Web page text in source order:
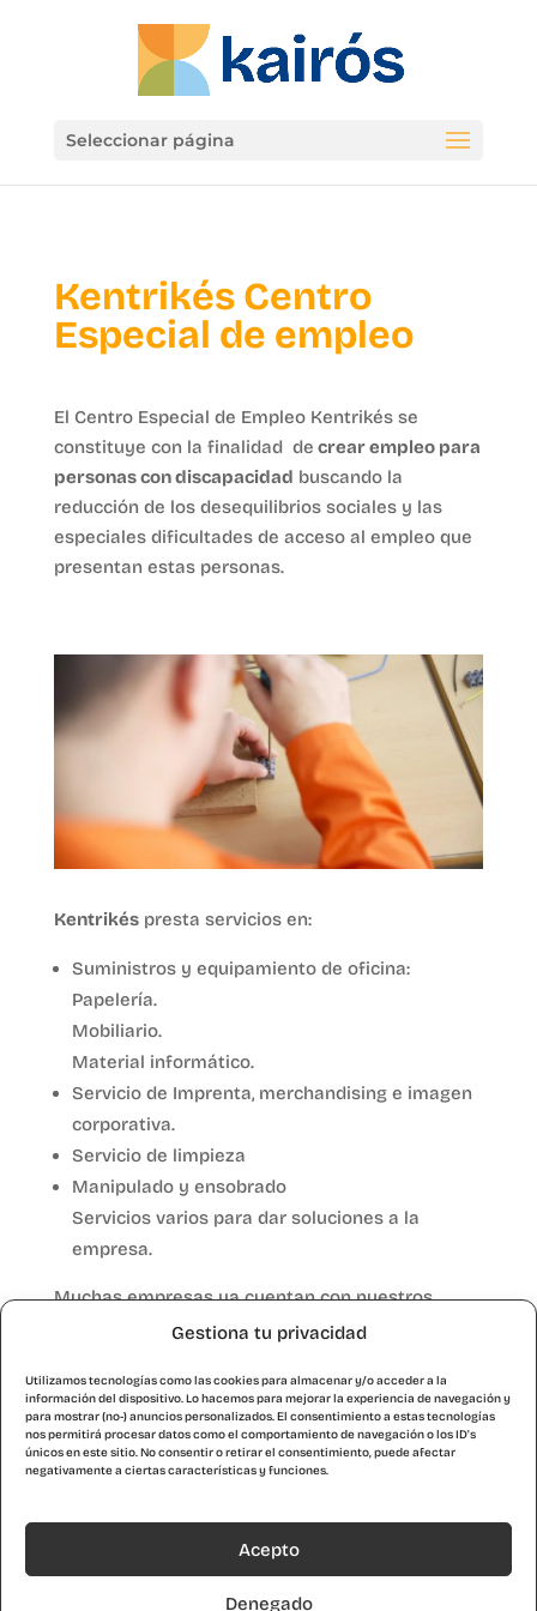
Gestiona tu privacidad
Utilizamos tecnologías como las cookies para almacenar y/o acceder a la
información del dispositivo. Lo hacemos para mejorar la experiencia de navegación y
para mostrar (no-) anuncios personalizados. El consentimiento a estas tecnologías
nos permitirá procesar datos como el comportamiento de navegación o los ID's
únicos en este sitio. No consentir o retirar el consentimiento, puede afectar
negativamente a ciertas características y funciones.
Acepto
Denegado
Seleccionar página
Kentrikés Centro
Especial de empleo
El Centro Especial de Empleo Kentrikés se
constituye con la finalidad de crear empleo para
personas con discapacidad buscando la
reducción de los desequilibrios sociales y las
especiales dificultades de acceso al empleo que
presentan estas personas.
Kentrikéspresta servicios en:
Suministros y equipamiento de oficina:
Papelería.
Mobiliario.
Material informático.
Servicio de Imprenta, merchandising e imagen
corporativa.
Servicio de limpieza
Manipulado y ensobrado
Servicios varios para dar soluciones a la
empresa.
Muchas empresas ya cuentan con nuestros
servicios con total confianza, respetando así la
Minusválidos insta a las empresas para que
incorporen un mínimo de 2 % de personal
discapacitado en sus plantillas o para que
colaboren con un Centro Especial de Empleo.